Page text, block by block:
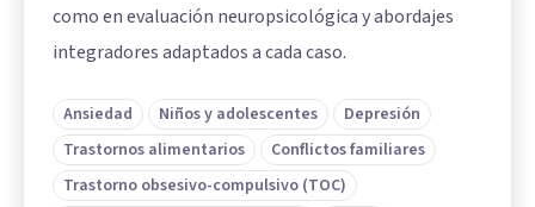
como en evaluación neuropsicológica y abordajes
integradores adaptados a cada caso.
Ansiedad Niños y adolescentes
Depresión
Trastornos alimentarios
Conflictos familiares
Trastorno obsesivo-compulsivo (TOC)